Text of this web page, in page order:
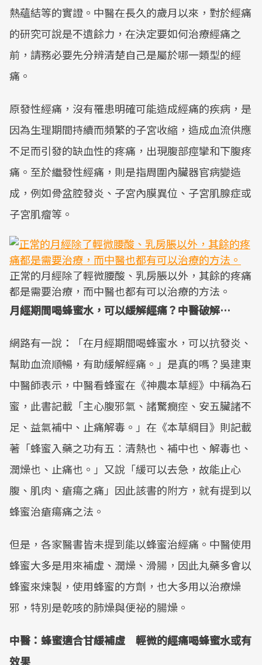
熱蘊結等的實證。中醫在長久的歲月以來，對於經痛
的研究可說是不遺餘力，在決定要如何治療經痛之
前，請務必要先分辨清楚自己是屬於哪一類型的經
痛。
原發性經痛，沒有罹患明確可能造成經痛的疾病，是
因為生理期間持續而頻繁的子宮收縮，造成血流供應
不足而引發的缺血性的疼痛，出現腹部痙攣和下腹疼
痛。至於繼發性經痛，則是指周圍內臟器官病變造
成，例如骨盆腔發炎、子宮內膜異位、子宮肌腺症或
子宮肌瘤等。
正常的月經除了輕微腰酸、乳房脹以外，其餘的疼痛
都是需要治療，而中醫也都有可以治療的方法。
月經期間喝蜂蜜水，可以緩解經痛？中醫破解…
網路有一說：「在月經期間喝蜂蜜水，可以抗發炎、
幫助血流順暢，有助緩解經痛。」是真的嗎？吳建東
中醫師表示，中醫看蜂蜜在《神農本草經》中稱為石
蜜，此書記載「主心腹邪氣、諸驚癇痓、安五臟諸不
足、益氣補中、止痛解毒。」在《本草綱目》則記載
著「蜂蜜入藥之功有五︰清熱也、補中也、解毒也、
潤燥也、止痛也。」又說「緩可以去急，故能止心
腹、肌肉、瘡瘍之痛」因此該書的附方，就有提到以
蜂蜜治瘡瘍痛之法。
但是，各家醫書皆未提到能以蜂蜜治經痛。中醫使用
蜂蜜大多是用來補虛、潤燥、滑腸，因此丸藥多會以
蜂蜜來煉製，使用蜂蜜的方劑，也大多用以治療燥
邪，特別是乾咳的肺燥與便祕的腸燥。
中醫：蜂蜜適合甘緩補虛 輕微的經痛喝蜂蜜水或有
效果